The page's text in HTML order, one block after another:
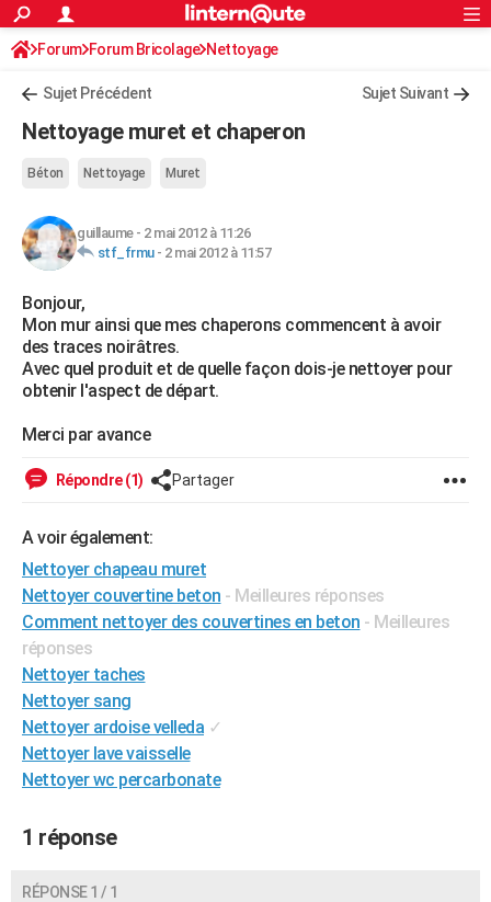
ACTUALITÉS
Politique
Société
Faits Divers
Education
Monde
Villes
+
Essais
Réserver un essai
Citadines
Berlines
SUV
Forum auto
+HIGH-TECH
BRICOLAGE
Forum
Aménagement intérieur
Extérieur
Cuisine
Salle de bains
Jardinage
Rangement
WEEK-END
Guides de France
Escapades
Patrimoine
Expositions
Musées
Week-end nature
+LIFESTYLE
SANTE
Alimentation
Guide de la santé
Maladies
Médicaments
Sommeil
VOYAGE
GUIDES D'ACHAT
BONS PLANS
CARTE DE VOEUX
Carte de Noël
Carte Bonne année
Carte Saint-Valentin
Carte Pâques
Carte d'anniversaire
DICTIONNAIRE
Dictionnaire
Biographies
Citations
Expressions
Proverbes
PROGRAMME TV
COPAINS D'AVANT
AVIS DE DÉCÈS
S'inscrire
Connexion
Forum Forum Bricolage Nettoyage
Sujet Précédent Sujet Suivant
Nettoyage muret et chaperon
Béton Nettoyage Muret
guillaume- 2 mai 2012 à 11:26
stf_frmu- 2 mai 2012 à 11:57
Bonjour,
Mon mur ainsi que mes chaperons commencent à avoir
des traces noirâtres.
Avec quel produit et de quelle façon dois-je nettoyer pour
obtenir l'aspect de départ.
Merci par avance
Répondre (1) Partager
A voir également:
Nettoyer chapeau muret
Nettoyer couvertine beton - Meilleures réponses
Comment nettoyer des couvertines en beton - Meilleures
réponses
Nettoyer taches
Nettoyer sang
Nettoyer ardoise velleda ✓
Nettoyer lave vaisselle
Nettoyer wc percarbonate
1 réponse
RÉPONSE 1 / 1